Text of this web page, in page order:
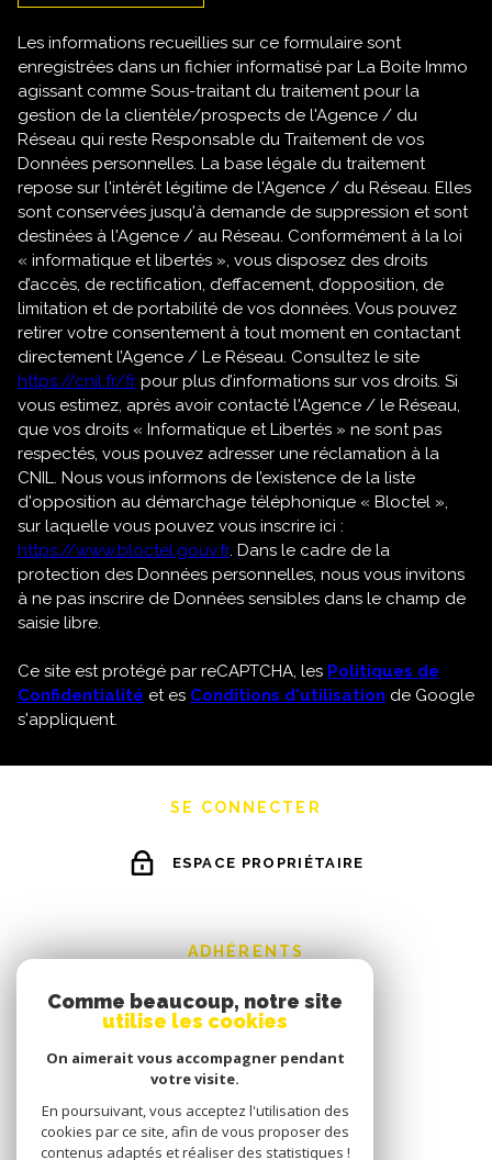
Les informations recueillies sur ce formulaire sont
enregistrées dans un fichier informatisé par La Boite Immo
agissant comme Sous-traitant du traitement pour la
gestion de la clientèle/prospects de l'Agence / du
Réseau qui reste Responsable du Traitement de vos
Données personnelles. La base légale du traitement
repose sur l'intérêt légitime de l'Agence / du Réseau. Elles
sont conservées jusqu'à demande de suppression et sont
destinées à l'Agence / au Réseau. Conformément à la loi
« informatique et libertés », vous disposez des droits
d’accès, de rectification, d’effacement, d’opposition, de
limitation et de portabilité de vos données. Vous pouvez
retirer votre consentement à tout moment en contactant
directement l’Agence / Le Réseau. Consultez le site
https://cnil.fr/fr pour plus d’informations sur vos droits. Si
vous estimez, après avoir contacté l'Agence / le Réseau,
que vos droits « Informatique et Libertés » ne sont pas
respectés, vous pouvez adresser une réclamation à la
CNIL. Nous vous informons de l’existence de la liste
d'opposition au démarchage téléphonique « Bloctel »,
sur laquelle vous pouvez vous inscrire ici :
https://www.bloctel.gouv.fr. Dans le cadre de la
protection des Données personnelles, nous vous invitons
à ne pas inscrire de Données sensibles dans le champ de
saisie libre.
Ce site est protégé par reCAPTCHA, les Politiques de
Confidentialité et es Conditions d'utilisation de Google
s'appliquent.
SE CONNECTER
ESPACE PROPRIÉTAIRE
ADHÉRENTS
Comme beaucoup, notre site
utilise les cookies
On aimerait vous accompagner pendant
votre visite.
En poursuivant, vous acceptez l'utilisation des
cookies par ce site, afin de vous proposer des
contenus adaptés et réaliser des statistiques !